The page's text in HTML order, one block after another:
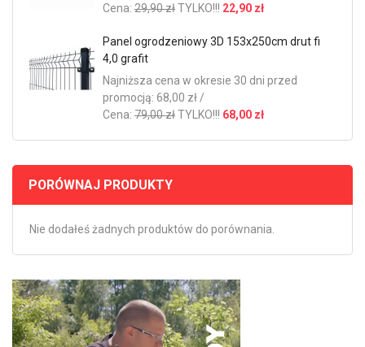
Cena: 29,90 złTYLKO!!! 22,90 zł
Panel ogrodzeniowy 3D 153x250cm drut fi
4,0 grafit
Najniższa cena w okresie 30 dni przed
promocją: 68,00 zł /
Cena: 79,00 złTYLKO!!! 68,00 zł
PORÓWNAJ PRODUKTY
Nie dodałeś żadnych produktów do porównania.